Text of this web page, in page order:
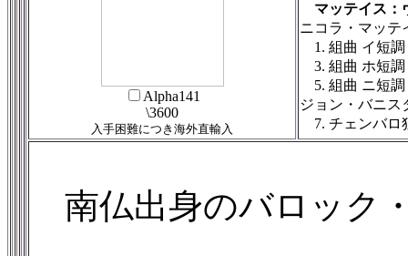
Alpha141
\3600
入手困難につき海外直輸入
マッテイス：
ニコラ・マッテ
1. 組曲 イ短調
3. 組曲 ホ短調
5. 組曲 ニ短調
ジョン・バニス
7. チェンバロ
南仏出身のバロック